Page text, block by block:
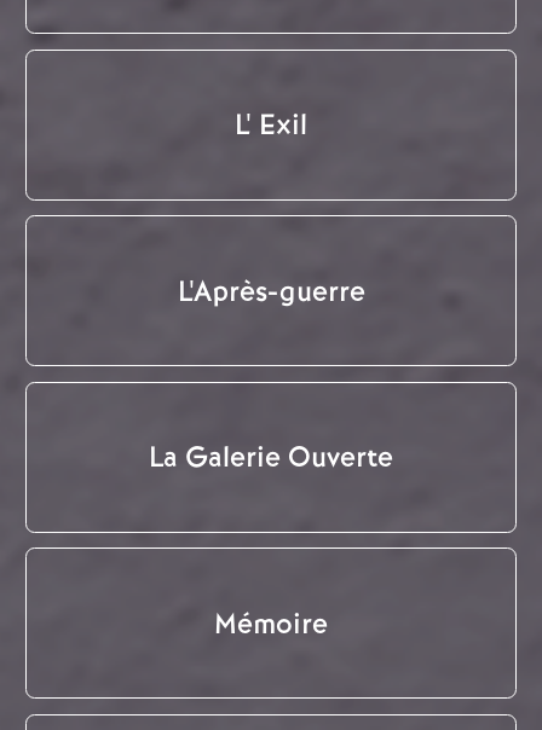
L' Exil
L'Après-guerre
La Galerie Ouverte
Mémoire